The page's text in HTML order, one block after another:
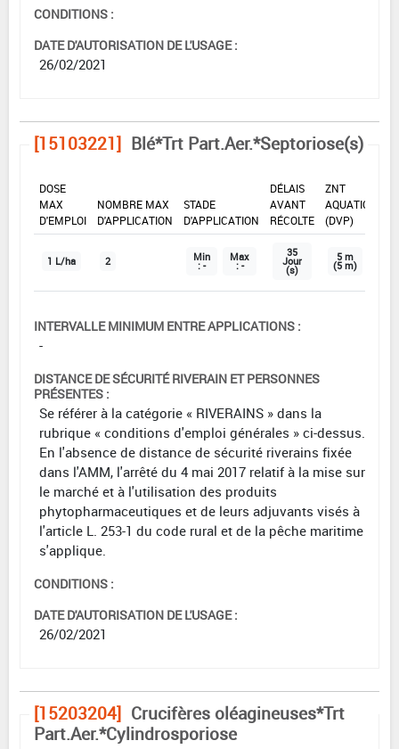
CONDITIONS :
DATE D'AUTORISATION DE L'USAGE :
26/02/2021
[15103221] Blé*Trt Part.Aer.*Septoriose(s)
DOSE
MAX
D'EMPLOI
NOMBRE MAX
D'APPLICATION
STADE
D'APPLICATION
DÉLAIS
AVANT
RÉCOLTE
ZNT
AQUATIQUE
(DVP)
1 L/ha 2 Min
: -
Max
: -
35
Jour
(s)
5 m
(5 m)
INTERVALLE MINIMUM ENTRE APPLICATIONS :
-
DISTANCE DE SÉCURITÉ RIVERAIN ET PERSONNES
PRÉSENTES :
Se référer à la catégorie « RIVERAINS » dans la
rubrique « conditions d'emploi générales » ci-dessus.
En l'absence de distance de sécurité riverains fixée
dans l'AMM, l'arrêté du 4 mai 2017 relatif à la mise sur
le marché et à l'utilisation des produits
phytopharmaceutiques et de leurs adjuvants visés à
l'article L. 253-1 du code rural et de la pêche maritime
s'applique.
CONDITIONS :
DATE D'AUTORISATION DE L'USAGE :
26/02/2021
[15203204] Crucifères oléagineuses*Trt
Part.Aer.*Cylindrosporiose